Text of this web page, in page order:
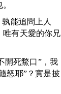
能追問上人
唯有天愛的你兄
開死鱉口”，我
怒耶”？實是披